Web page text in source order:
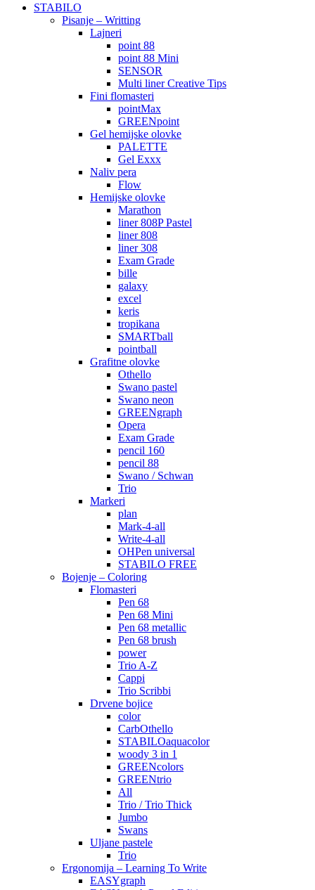
STABILO
Pisanje – Writting
Lajneri
point 88
point 88 Mini
SENSOR
Multi liner Creative Tips
Fini flomasteri
pointMax
GREENpoint
Gel hemijske olovke
PALETTE
Gel Exxx
Naliv pera
Flow
Hemijske olovke
Marathon
liner 808P Pastel
liner 808
liner 308
Exam Grade
bille
galaxy
excel
keris
tropikana
SMARTball
pointball
Grafitne olovke
Othello
Swano pastel
Swano neon
GREENgraph
Opera
Exam Grade
pencil 160
pencil 88
Swano / Schwan
Trio
Markeri
plan
Mark-4-all
Write-4-all
OHPen universal
STABILO FREE
Bojenje – Coloring
Flomasteri
Pen 68
Pen 68 Mini
Pen 68 metallic
Pen 68 brush
power
Trio A-Z
Cappi
Trio Scribbi
Drvene bojice
color
CarbOthello
STABILOaquacolor
woody 3 in 1
GREENcolors
GREENtrio
All
Trio / Trio Thick
Jumbo
Swans
Uljane pastele
Trio
Ergonomija – Learning To Write
EASYgraph